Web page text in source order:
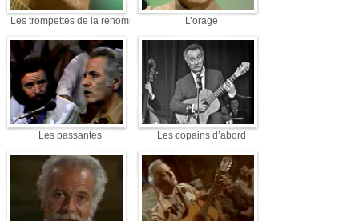
Les trompettes de la renommée L’orage
Les passantes Les copains d’abord